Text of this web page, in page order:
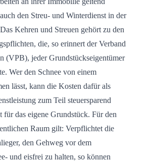
den Streu- und Winterdienst in der
Kehren und Streuen gehört zu den
die, so erinnert der Verband
(VPB), jeder Grundstückseigentümer
Wer den Schnee von einem
lässt, kann die Kosten dafür als
zum Teil steuersparend
für das eigene Grundstück. Für den
Raum gilt: Verpflichtet die
den Gehweg vor dem
und eisfrei zu halten, so können